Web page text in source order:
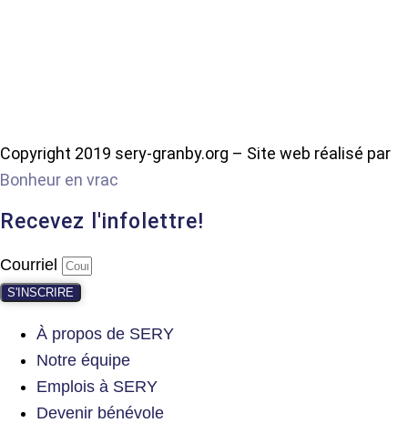
Copyright 2019 sery-granby.org – Site web réalisé par
Bonheur en vrac
Recevez l'infolettre!
Courriel
S'INSCRIRE
À propos de SERY
Notre équipe
Emplois à SERY
Devenir bénévole